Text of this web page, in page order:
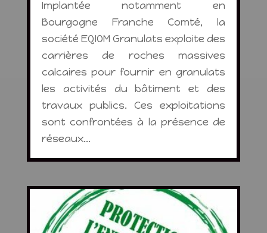
Implantée notamment en
Bourgogne Franche Comté, la
société EQIOM Granulats exploite des
carrières de roches massives
calcaires pour fournir en granulats
les activités du bâtiment et des
travaux publics. Ces exploitations
sont confrontées à la présence de
réseaux...